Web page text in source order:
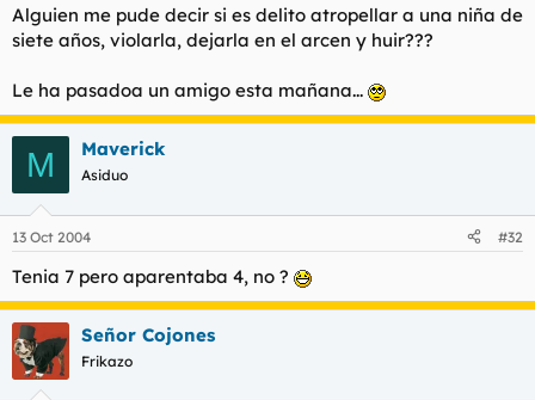
Alguien me pude decir si es delito atropellar a una niña de
siete años, violarla, dejarla en el arcen y huir???
Le ha pasadoa un amigo esta mañana...
M Maverick
Asiduo
13 Oct 2004 #32
Tenia 7 pero aparentaba 4, no ?
Señor Cojones
Frikazo